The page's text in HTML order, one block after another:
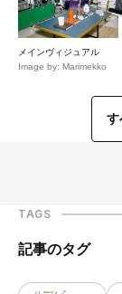
メインヴィジュアル
Image by: Marimekko
す
TAGS
記事のタグ